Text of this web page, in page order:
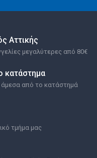
Αττικής
μεγαλύτερες από 80€
κατάστημα
από το κατάστημά
τμήμα μας